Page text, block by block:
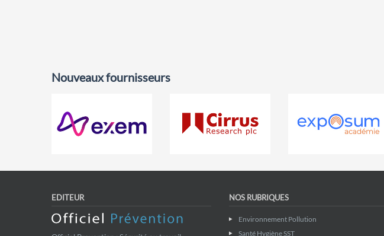
Nouveaux fournisseurs
EDITEUR NOS RUBRIQUES
Environnement Pollution
Santé Hygiène SST